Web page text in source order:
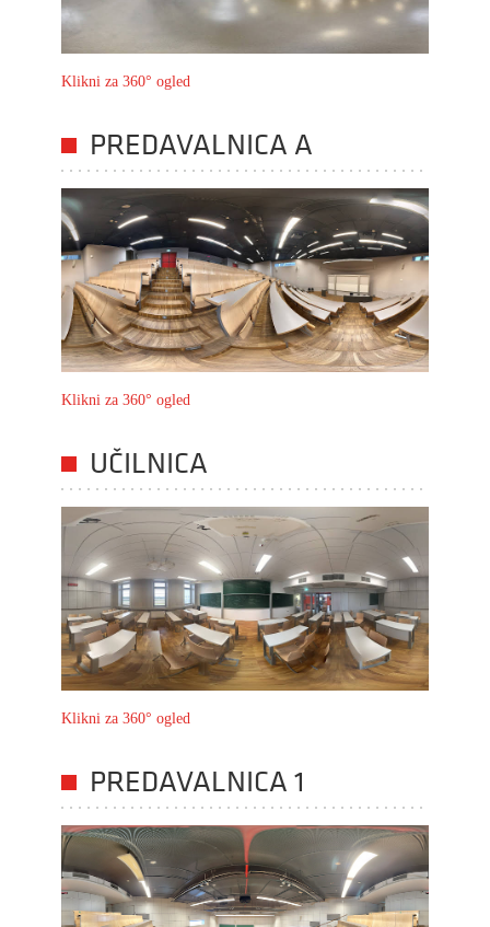
Klikni za 360° ogled
PREDAVALNICA A
Klikni za 360° ogled
UČILNICA
Klikni za 360° ogled
PREDAVALNICA 1